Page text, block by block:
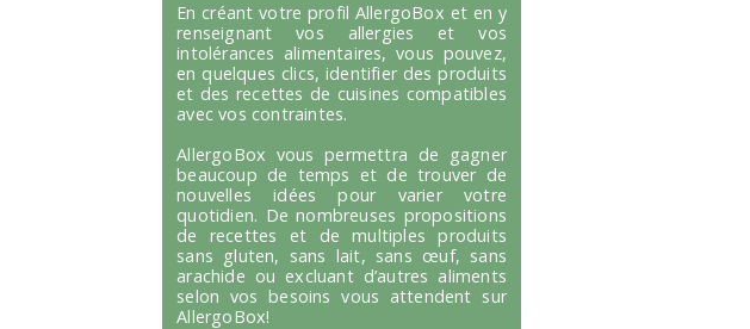
En créant votre profil AllergoBox et en y
renseignant vos allergies et vos
intolérances alimentaires, vous pouvez,
en quelques clics, identifier des produits
et des recettes de cuisines compatibles
avec vos contraintes.
AllergoBox vous permettra de gagner
beaucoup de temps et de trouver de
nouvelles idées pour varier votre
quotidien. De nombreuses propositions
de recettes et de multiples produits
sans gluten, sans lait, sans œuf, sans
arachide ou excluant d’autres aliments
selon vos besoins vous attendent sur
AllergoBox!